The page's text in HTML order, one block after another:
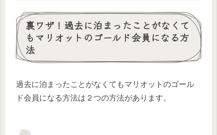
裏ワザ！過去に泊まったことがなくて
もマリオットのゴールド会員になる方
法
過去に泊まったことがなくてもマリオットのゴール
ド会員になる方法は２つの方法があります。